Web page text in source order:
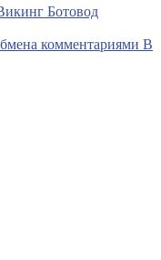
Ботовод
комментариями В